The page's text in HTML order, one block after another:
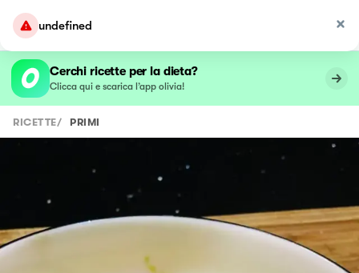
undefined
Cerchi ricette per la dieta?
Clicca qui e scarica l’app olivia!
RICETTE/ PRIMI